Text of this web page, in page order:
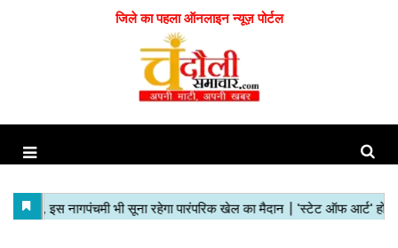
जिले का पहला ऑनलाइन न्यूज़ पोर्टल